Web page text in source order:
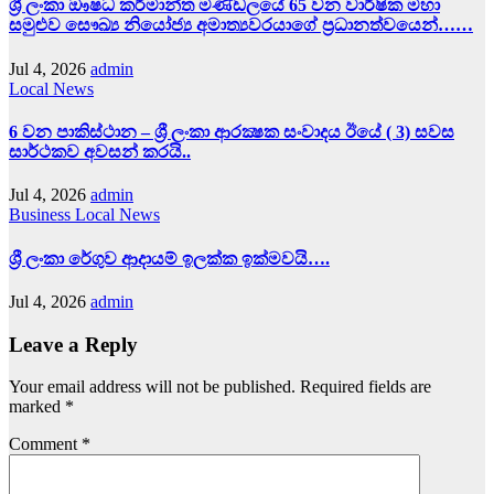
ශ්‍රී ලංකා ඖෂධ කර්මාන්ත මණ්ඩලයේ 65 වන වාර්ෂික මහා
සමුළුව සෞඛ්‍ය නියෝජ්‍ය අමාත්‍යවරයාගේ ප්‍රධානත්වයෙන්……
Jul 4, 2026 admin
Local News
6 වන පාකිස්ථාන – ශ්‍රී ලංකා ආරක්‍ෂක සංවාදය ඊයේ ( 3) සවස
සාර්ථකව අවසන් කරයි..
Jul 4, 2026 admin
Business Local News
ශ්‍රී ලංකා රේගුව ආදායම් ඉලක්ක ඉක්මවයි….
Jul 4, 2026 admin
Leave a Reply
Your email address will not be published. Required fields are
marked *
Comment *